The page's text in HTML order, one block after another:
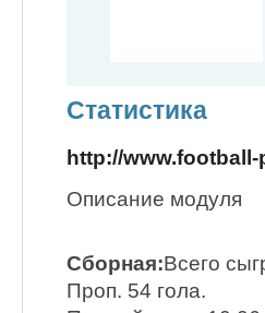
Статистика
http://
Описание модуля
Сборная:Всего
Проп. 54 гола.